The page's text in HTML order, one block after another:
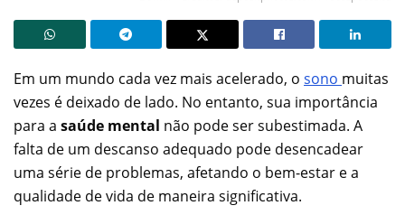
Em um mundo cada vez mais acelerado, o sono muitas
vezes é deixado de lado. No entanto, sua importância
para a saúde mental não pode ser subestimada. A
falta de um descanso adequado pode desencadear
uma série de problemas, afetando o bem-estar e a
qualidade de vida de maneira significativa.